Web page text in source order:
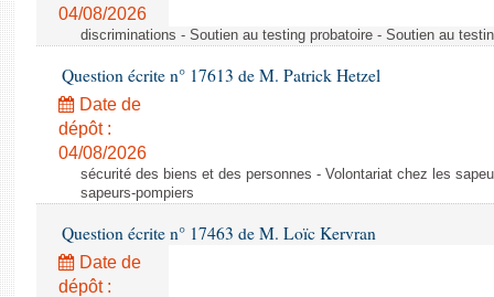
04/08/2026
discriminations - Soutien au testing probatoire - Soutien au
Question écrite n° 17613 de M. Patrick Hetzel
Date de
dépôt :
04/08/2026
sécurité des biens et des personnes - Volontariat chez les
sapeurs-pompiers
Question écrite n° 17463 de M. Loïc Kervran
Date de
dépôt :